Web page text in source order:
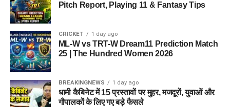
Pitch Report, Playing 11 & Fantasy Tips
CRICKET 1 day ago
ML-W vs TRT-W Dream11 Prediction Match
25 | The Hundred Women 2026
BREAKINGNEWS 1 day ago
धामी कैबिनेट में 15 प्रस्तावों पर मुहर, मजदूरों, युवाओं और
गौपालकों के लिए गए बड़े फैसले